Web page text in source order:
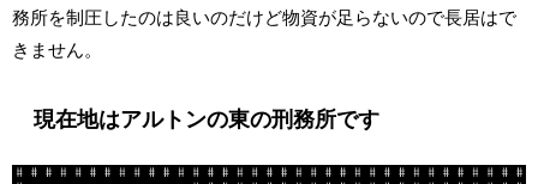
務所を制圧したのは良いのだけど物資が足らないので長居はで
きません。
現在地はアルトンの東の刑務所です